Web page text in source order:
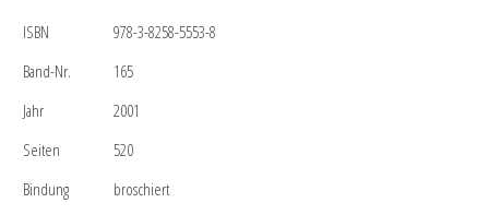
ISBN
978-3-8258-5553-8
Band-Nr.
165
Jahr
2001
Seiten
520
Bindung
broschiert